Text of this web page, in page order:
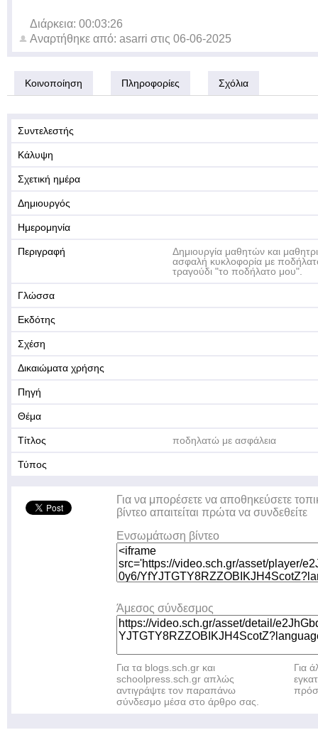
Διάρκεια: 00:03:26
Αναρτήθηκε από: asarri στις 06-06-2025
Κοινοποίηση Πληροφορίες Σχόλια
Συντελεστής
Κάλυψη
Σχετική ημέρα
Δημιουργός
Ημερομηνία
Περιγραφή
Δημιουργία μαθητών και
ασφαλή κυκλοφορία με
τραγούδι "το ποδήλατο μου".
Γλώσσα
Εκδότης
Σχέση
Δικαιώματα χρήσης
Πηγή
Θέμα
Τίτλος ποδηλατώ με ασφάλεια
Τύπος
Για να μπορέσετε να αποθηκεύσετε
βίντεο απαιτείται πρώτα να συνδεθείτε
Ενσωμάτωση βίντεο
Άμεσος σύνδεσμος
Για τα blogs.sch.gr και
schoolpress.sch.gr απλώς
αντιγράψτε τον παραπάνω
σύνδεσμο μέσα στο άρθρο σας.
Για